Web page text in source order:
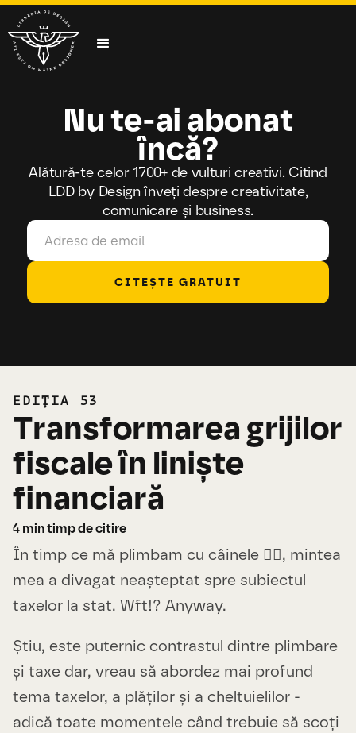
Nu te-ai abonat
încă?
Alătură-te celor 1700+ de vulturi creativi. Citind
LDD by Design înveți despre creativitate,
comunicare și business.
EDIȚIA 53
Transformarea grijilor
fiscale în liniște
financiară
4 min timp de citire
În timp ce mă plimbam cu câinele 🐕‍🦺, mintea
mea a divagat neașteptat spre subiectul
taxelor la stat. Wft!? Anyway.
Știu, este puternic contrastul dintre plimbare
și taxe dar, vreau să abordez mai profund
tema taxelor, a plăților și a cheltuielilor -
adică toate momentele când trebuie să scoți